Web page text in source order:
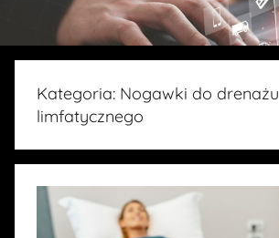
Kategoria: Nogawki do drenażu
limfatycznego